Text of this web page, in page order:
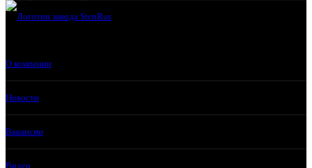
О компании
Новости
Вакансии
Видео